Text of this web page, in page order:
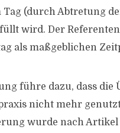
Tag (durch Abtretung
wird. Der
als maßgeblichen
führe dazu, dass
nicht mehr
wurde nach Artikel